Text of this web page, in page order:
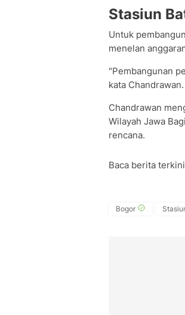
Stasiun
Untuk
menelan
"Pembangunan
kata Chandrawan.
Chandrawan
Wilayah Jawa
rencana.
Baca berita
Bogor